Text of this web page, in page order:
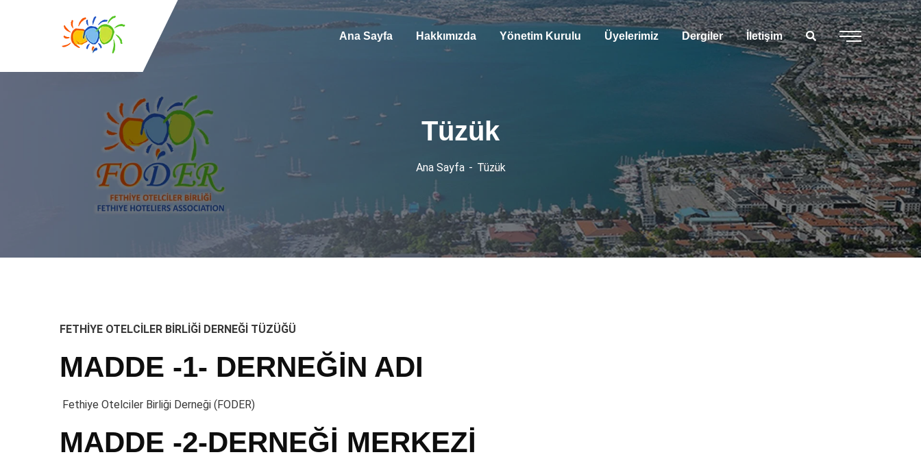
Ana Sayfa Hakkımızda Yönetim Kurulu Üyelerimiz Dergiler İletişim
Tüzük
Ana Sayfa Tüzük
FETHİYE OTELCİLER BİRLİĞİ DERNEĞİ TÜZÜĞÜ
MADDE -1- DERNEĞİN ADI
Fethiye Otelciler Birliği Derneği (FODER)
MADDE -2-DERNEĞİ MERKEZİ